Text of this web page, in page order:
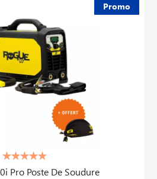
Promo
Pro Poste De Soudure